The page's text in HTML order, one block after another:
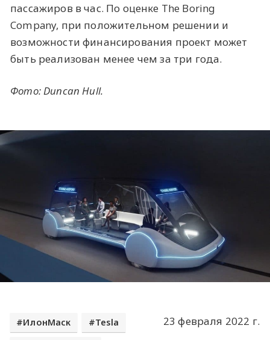
пассажиров в час. По оценке The Boring
Company, при положительном решении и
возможности финансирования проект может
быть реализован менее чем за три года.
Фото: Duncan Hull.
23 февраля 2022 г.
ИлонМаск Tesla